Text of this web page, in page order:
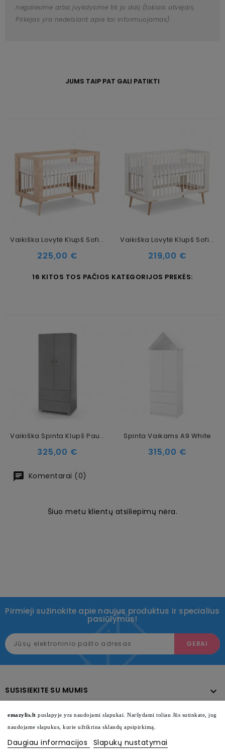
negalėsime arba įvykdysime tik jo dalį (tokiais atvejais,
Pirkėjas yra nedelsiant apie tai informuojamas).
JUMS TAIP PAT GALI PATIKTI
Vaikiška Lovytė Klupš Sofie, Ruda,120x60 Cm
Kaina
225,00 €
Vaikiška Lovytė Klupš Sofie, Balta,120x60 Cm
Kaina
219,00 €
16 KITOS TOS PAČIOS KATEGORIJOS PREKĖS:
Vaikiška Spinta Klupš Pauline, Pilka
Kaina
325,00 €
Spinta Vaikams A9 White
Kaina
315,00 €
Komentarai (0)
Šiuo metu klientų atsiliepimų nėra.
Pirmieji sužinokite apie naujus produktus ir specialius
pasiūlymus!
SUSISIEKITE SU MUMIS 

INFORMACIJA
emazylis.lt puslapyje yra naudojami slapukai. Naršydami toliau Jūs sutinkate, jog
naudojame slapukus, kurie užtikrina sklandų apsipirkimą.
Daugiau informacijos Slapukų nustatymai